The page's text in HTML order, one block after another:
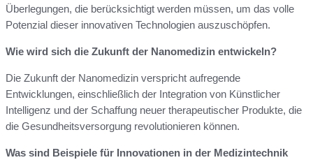
Überlegungen, die berücksichtigt werden müssen, um das volle
Potenzial dieser innovativen Technologien auszuschöpfen.
Wie wird sich die Zukunft der Nanomedizin entwickeln?
Die Zukunft der Nanomedizin verspricht aufregende
Entwicklungen, einschließlich der Integration von Künstlicher
Intelligenz und der Schaffung neuer therapeutischer Produkte, die
die Gesundheitsversorgung revolutionieren können.
Was sind Beispiele für Innovationen in der Medizintechnik